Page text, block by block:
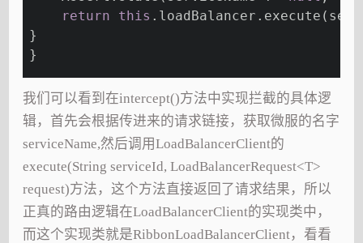
return
this
}
}
我们可以看到在intercept()方法中实现拦截的具体逻
辑，首先会根据传进来的请求链接，获取微服的名字
serviceName,然后调用LoadBalancerClient的
execute(String serviceId, LoadBalancerRequest<T>
request)方法，这个方法直接返回了请求结果，所以
正真的路由逻辑在LoadBalancerClient的实现类中，
而这个实现类就是RibbonLoadBalancerClient，看看